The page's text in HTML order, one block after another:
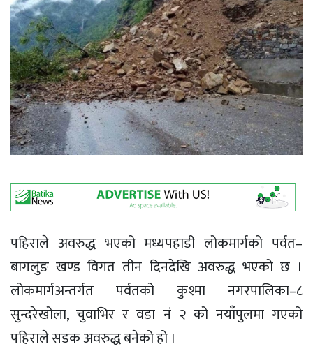
पहिराले अवरुद्ध भएको मध्यपहाडी लोकमार्गको पर्वत–
बागलुङ खण्ड विगत तीन दिनदेखि अवरुद्ध भएको छ ।
लोकमार्गअन्तर्गत पर्वतको कुश्मा नगरपालिका–८
सुन्दरेखोला, चुवाभिर र वडा नं २ को नयाँपुलमा गएको
पहिराले सडक अवरुद्ध बनेको हो ।